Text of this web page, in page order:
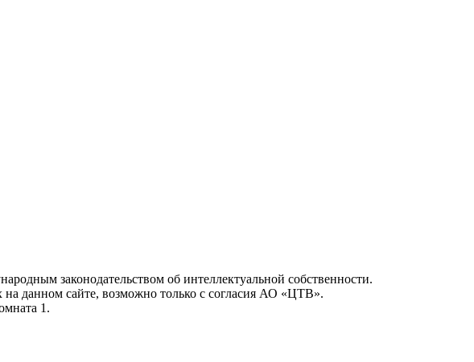
законодательством об интеллектуальной собственности.
данном сайте, возможно только с согласия АО «ЦТВ».
1.